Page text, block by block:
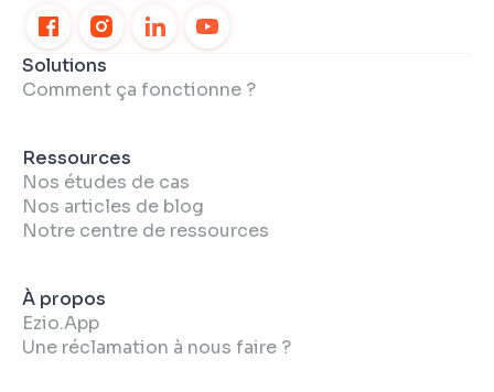
Solutions
Comment ça fonctionne ?
Ressources
Nos études de cas
Nos articles de blog
Notre centre de ressources
À propos
Ezio.App
Une réclamation à nous faire ?